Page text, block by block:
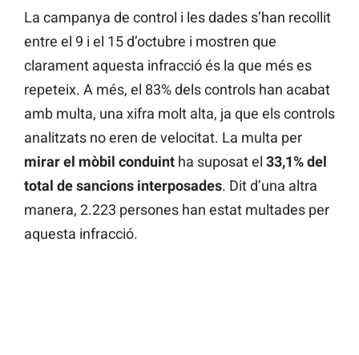
La campanya de control i les dades s’han recollit
entre el 9 i el 15 d’octubre i mostren que
clarament aquesta infracció és la que més es
repeteix. A més, el 83% dels controls han acabat
amb multa, una xifra molt alta, ja que els controls
analitzats no eren de velocitat. La multa per
mirar el mòbil conduint ha suposat el 33,1% del
total de sancions interposades. Dit d’una altra
manera, 2.223 persones han estat multades per
aquesta infracció.